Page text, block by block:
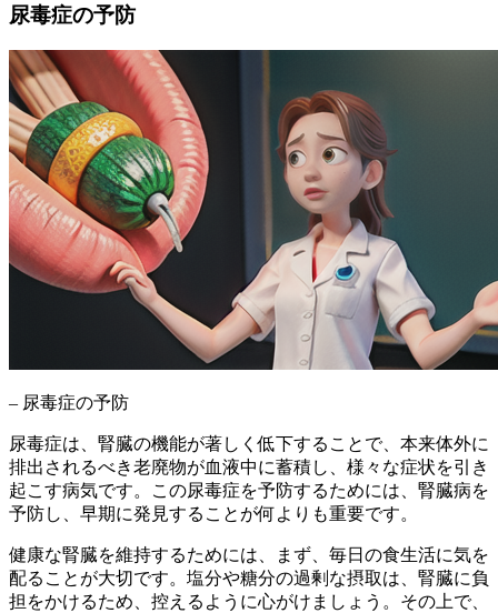
尿毒症の予防
– 尿毒症の予防
尿毒症は、腎臓の機能が著しく低下することで、本来体外に
排出されるべき老廃物が血液中に蓄積し、様々な症状を引き
起こす病気です。この尿毒症を予防するためには、 腎臓病を
予防し、早期に発見することが何よりも重要です。
健康な腎臓を維持するためには、まず、毎日の食生活に気を
配ることが大切です。塩分や糖分の過剰な摂取は、腎臓に負
担をかけるため、控えるように心がけましょう。その上で、